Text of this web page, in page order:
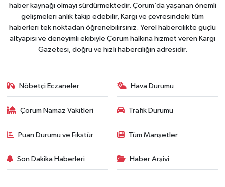
haber kaynağı olmayı sürdürmektedir. Çorum’da yaşanan önemli
gelişmeleri anlık takip edebilir, Kargı ve çevresindeki tüm
haberleri tek noktadan öğrenebilirsiniz. Yerel habercilikte güçlü
altyapısı ve deneyimli ekibiyle Çorum halkına hizmet veren Kargı
Gazetesi, doğru ve hızlı haberciliğin adresidir.
Nöbetçi Eczaneler Hava Durumu
Çorum Namaz Vakitleri Trafik Durumu
Puan Durumu ve Fikstür Tüm Manşetler
Son Dakika Haberleri Haber Arşivi